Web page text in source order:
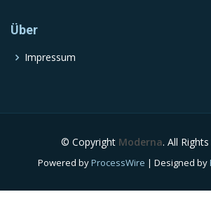
Über
Impressum
© Copyright Moderna. All
Powered byProcessWire | Designed by